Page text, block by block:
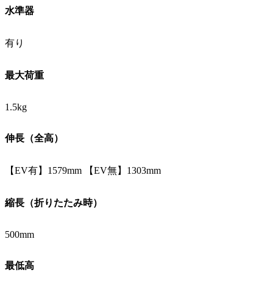
水準器
有り
最大荷重
1.5kg
伸長（全高）
【EV有】1579mm 【EV無】1303mm
縮長（折りたたみ時）
500mm
最低高